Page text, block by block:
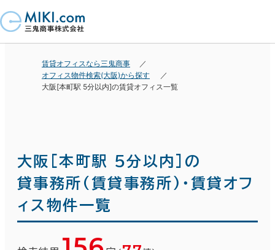
賃貸オフィスなら三鬼商事
オフィス物件検索(大阪)から探す
大阪[本町駅 5分以内]の賃貸オフィス一覧
大阪[本町駅 5分以内]の
貸事務所(賃貸事務所)・賃貸オフ
ィス物件一覧